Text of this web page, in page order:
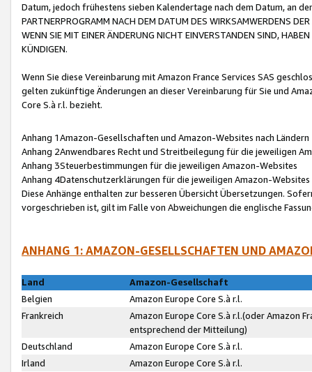
Datum, jedoch frühestens sieben Kalendertage nach dem Datum, an
PARTNERPROGRAMM NACH DEM DATUM DES WIRKSAMWERDENS
WENN SIE MIT EINER ÄNDERUNG NICHT EINVERSTANDEN SIND,
KÜNDIGEN.
Wenn Sie diese Vereinbarung mit Amazon France Services SAS
gelten zukünftige Änderungen an dieser Vereinbarung für Sie und
Core S.à r.l. bezieht.
Anhang 1Amazon-Gesellschaften und Amazon-Websites nach Ländern
Anhang 2Anwendbares Recht und Streitbeilegung für die jeweiligen
Anhang 3Steuerbestimmungen für die jeweiligen Amazon-Websites
Anhang 4Datenschutzerklärungen für die jeweiligen Amazon-Websites
Diese Anhänge enthalten zur besseren Übersicht Übersetzungen.
vorgeschrieben ist, gilt im Falle von Abweichungen die englische
ANHANG 1: AMAZON-GESELLSCHAFTEN UND
Land
Amazon-Gesellschaft
Belgien
Amazon Europe Core S.à r.l.
Frankreich
Amazon Europe Core S.à r.l.(oder Amazon
entsprechend der Mitteilung)
Deutschland
Amazon Europe Core S.à r.l.
Irland
Amazon Europe Core S.à r.l.